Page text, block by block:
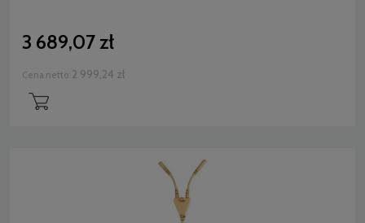
3 689,07 zł
Cena netto: 2 999,24 zł